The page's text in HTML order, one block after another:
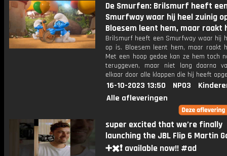
De Smurfen: Brilsmurf heeft
Smurfway waar hij heel zuinig
Bloesem leent hem, maar raakt
Brilsmurf heeft een Smurfway waar hij
op is. Bloesem leent hem, maar raakt
Met een hoop gedoe kan ze hem toch
teruggeven, maar niet lang daarna
elkaar door alle klappen die hij heeft
16-10-2023 13:50 NPO3
Alle afleveringen
super excited that we’re finally
launching the JBL Flip 6 Martin
➕✖️❗️ available now!! #ad